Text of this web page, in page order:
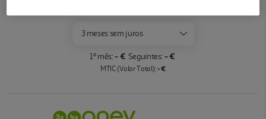
3 meses sem juros
1º mês:- € Seguintes:- €
MTIC (Valor Total):- €